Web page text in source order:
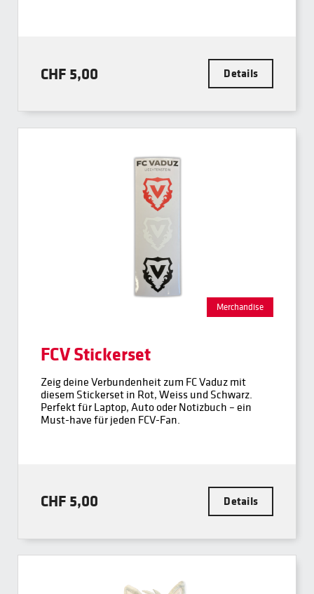
CHF 5,00 Details
Merchandise
FCV Stickerset
Zeig deine Verbundenheit zum FC Vaduz mit
diesem Stickerset in Rot, Weiss und Schwarz.
Perfekt für Laptop, Auto oder Notizbuch – ein
Must-have für jeden FCV-Fan.
CHF 5,00 Details